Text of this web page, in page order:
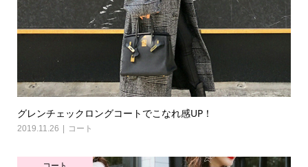
グレンチェックロングコートでこなれ感UP！
2019.11.26 コート